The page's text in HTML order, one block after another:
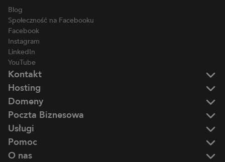
Kontakt
Hosting
Poczta Biznesowa
Pomoc
Domeny
Usługi
O nas
Blog
Społeczność na Facebooku
Facebook
Instagram
LinkedIn
YouTube